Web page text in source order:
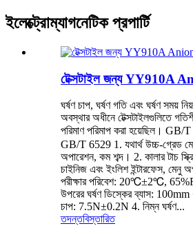
ইলেক্ট্রোম্যাগনেটিক প্রপার্টি
টেক্সটাইল জন্য YY910A
ঘর্ষণ চাপ, ঘর্ষণ গতি এবং ঘর্ষণ সময়
অবস্থার অধীনে টেক্সটাইলগুলিতে
পরিমাণ পরিমাপ করা হয়েছিল।
GB/T 6529 1. যথার্থ উচ্চ-গ্রেড
অপারেশন, কম শব্দ। 2. কালার টাচ
চাইনিজ এবং ইংলিশ ইন্টারফেস, মেনু
পরীক্ষার পরিবেশ: 20℃±2℃,
উপরের ঘর্ষণ ডিস্কের ব্যাস:
চাপ: 7.5N±0.2N 4. নিম্ন ঘর্ষণ...
তদন্তবিস্তারিত